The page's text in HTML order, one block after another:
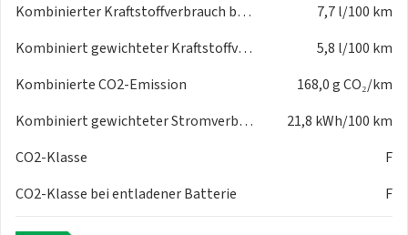
Kombinierter Kraftstoffverbrauch bei entladener Batterie
7,7 l/100 km
Kombiniert gewichteter Kraftstoffverbrauch
5,8 l/100 km
Kombinierte CO2-Emission
168,0 g CO₂/km
Kombiniert gewichteter Stromverbrauch
21,8 kWh/100 km
CO2-Klasse
F
CO2-Klasse bei entladener Batterie
F